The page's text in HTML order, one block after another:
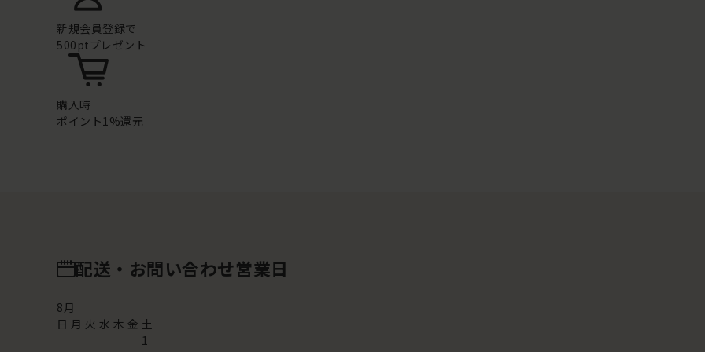
新規会員登録で
500ptプレゼント
購入時
ポイント1%還元
配送・お問い合わせ営業日
8月
日 月 火 水 木 金 土
1